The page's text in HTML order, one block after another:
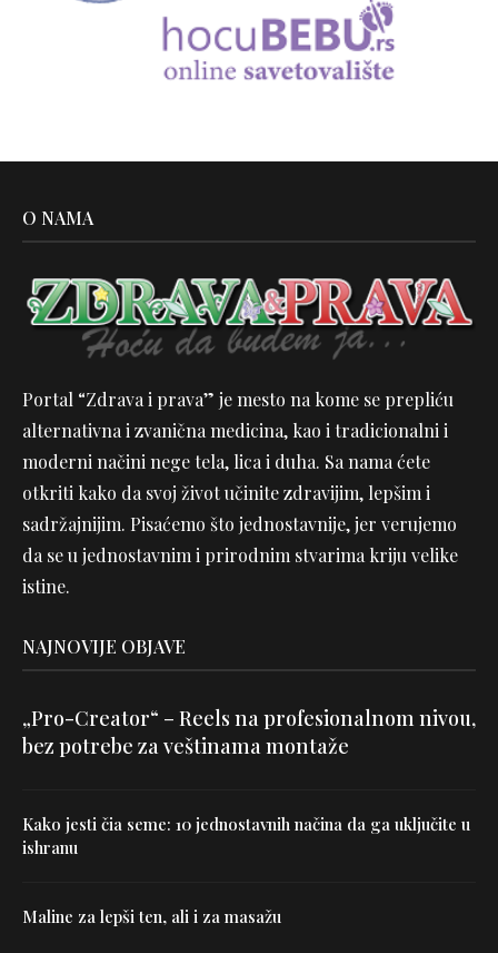
O NAMA
Portal “Zdrava i prava” je mesto na kome se prepliću
alternativna i zvanična medicina, kao i tradicionalni i
moderni načini nege tela, lica i duha. Sa nama ćete
otkriti kako da svoj život učinite zdravijim, lepšim i
sadržajnijim. Pisaćemo što jednostavnije, jer verujemo
da se u jednostavnim i prirodnim stvarima kriju velike
istine.
NAJNOVIJE OBJAVE
„Pro-Creator“ – Reels na profesionalnom nivou,
bez potrebe za veštinama montaže
Kako jesti čia seme: 10 jednostavnih načina da ga uključite u
ishranu
Maline za lepši ten, ali i za masažu